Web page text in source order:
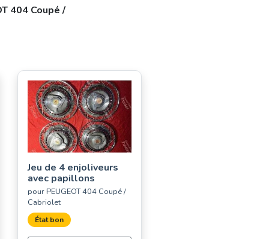
404 Coupé /
Jeu de 4 enjoliveurs
avec papillons
pour PEUGEOT 404 Coupé /
Cabriolet
État bon